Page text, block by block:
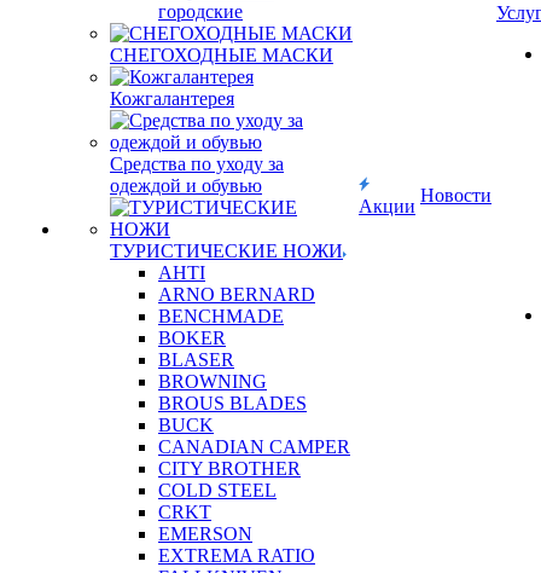
городские
СНЕГОХОДНЫЕ МАСКИ
Кожгалантерея
Средства по уходу за
одеждой и обувью
ТУРИСТИЧЕСКИЕ НОЖИ
AHTI
ARNO BERNARD
BENCHMADE
BOKER
BLASER
BROWNING
BROUS BLADES
BUCK
CANADIAN CAMPER
CITY BROTHER
COLD STEEL
CRKT
EMERSON
EXTREMA RATIO
Акции
Новости